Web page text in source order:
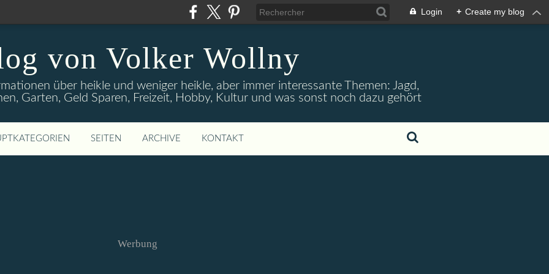
Login + Create my blog
von Volker Wollny
über heikle und weniger heikle, aber immer interessante Themen: Jagd,
Garten, Geld Sparen, Freizeit, Hobby, Kultur und was sonst noch dazu gehört
SEITEN ARCHIVE KONTAKT
Werbung